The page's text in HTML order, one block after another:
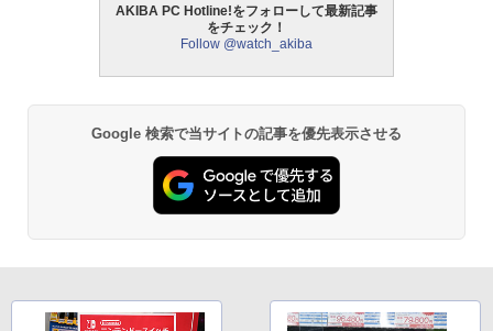
AKIBA PC Hotline!をフォローして最新記事
をチェック！
Follow @watch_akiba
Google 検索で当サイトの記事を優先表示させる